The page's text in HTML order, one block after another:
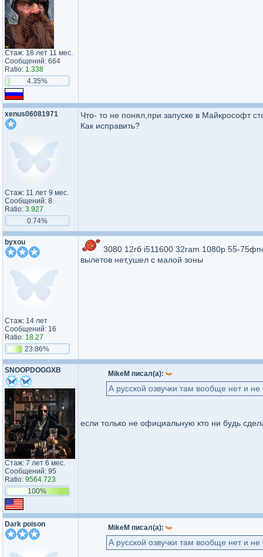
Стаж: 18 лет 11 мес.
Сообщений: 664
Ratio: 1.338
4.35%
xenus06081971
Стаж: 11 лет 9 мес.
Сообщений: 8
Ratio: 3.927
0.74%
Что- то не понял,при запуске в Майкрософт
Как исправить?
byxou
Стаж: 14 лет
Сообщений: 16
Ratio: 18.27
23.86%
3080 12гб i511600 32ram 1080p 55-
вылетов нет,ушел с малой зоны
SNOOPDOGGXB
Стаж: 7 лет 6 мес.
Сообщений: 95
Ratio: 9564.723
100%
MikeM писал(а):
А русской озвучки там вообще нет и не
если только не официальную кто ни будь
Dark poison MikeM писал(а):
А русской озвучки там вообще нет и не